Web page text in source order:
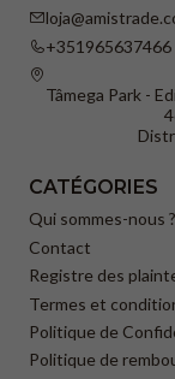
+351965637466
Tâmega Park -
CATÉGORIES
Qui sommes-nous ?
Contact
Registre des
Termes et
Politique de
Politique de